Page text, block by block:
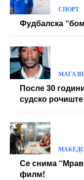
СПОРТ
Фудбалска
После 30
судско
Се снима
филм!